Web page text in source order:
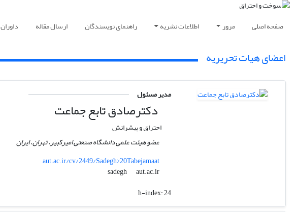
صفحه اصلی مرور اطلاعات نشریه راهنمای نویسندگان ارسال مقاله داوران
اعضای هیات تحریریه
مدیر مسئول
دکترصادق تابع جماعت
احتراق و پیشرانش
عضو هیئت علمی دانشگاه صنعتی امیرکبیر، تهران، ایران
aut.ac.ir/cv/2449/Sadegh%20Tabejamaat
sadegh
aut.ac.ir
h-index:24